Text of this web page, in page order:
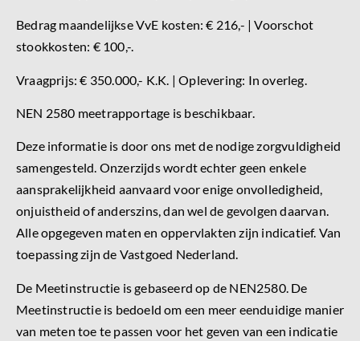
Bedrag maandelijkse VvE kosten: € 216,- | Voorschot
stookkosten: € 100,-.
Vraagprijs: € 350.000,- K.K. | Oplevering: In overleg.
NEN 2580 meetrapportage is beschikbaar.
Deze informatie is door ons met de nodige zorgvuldigheid
samengesteld. Onzerzijds wordt echter geen enkele
aansprakelijkheid aanvaard voor enige onvolledigheid,
onjuistheid of anderszins, dan wel de gevolgen daarvan.
Alle opgegeven maten en oppervlakten zijn indicatief. Van
toepassing zijn de Vastgoed Nederland.
De Meetinstructie is gebaseerd op de NEN2580. De
Meetinstructie is bedoeld om een meer eenduidige manier
van meten toe te passen voor het geven van een indicatie